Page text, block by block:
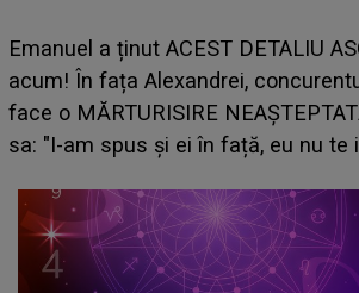
Emanuel a ținut ACEST DETALIU
acum! În fața Alexandrei,
face o MĂRTURISIRE
sa: "I-am spus și ei în față, eu nu te